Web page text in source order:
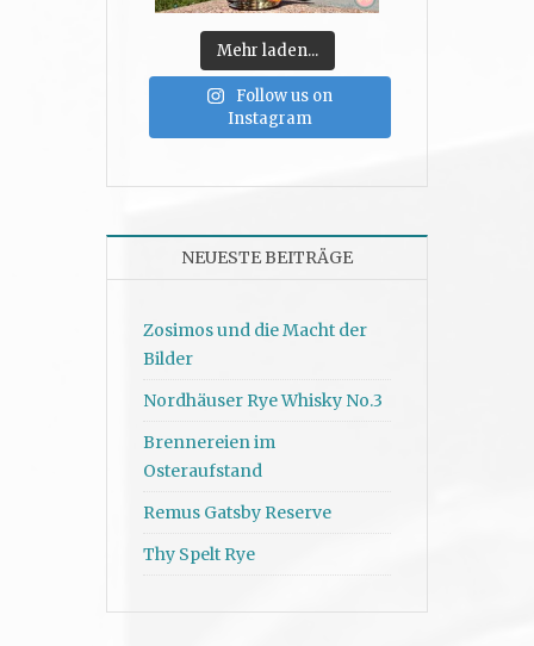
Mehr laden...
Follow us on
Instagram
NEUESTE BEITRÄGE
Zosimos und die Macht der
Bilder
Nordhäuser Rye Whisky No.3
Brennereien im
Osteraufstand
Remus Gatsby Reserve
Thy Spelt Rye